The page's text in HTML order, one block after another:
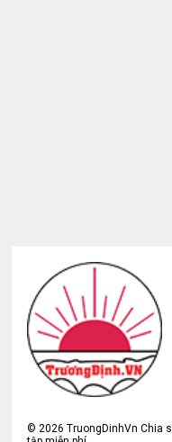
©2026 TruongDinhVn Chia